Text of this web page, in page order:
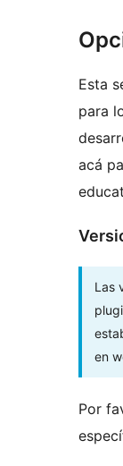
Esta
para
acá
Las
en
Por